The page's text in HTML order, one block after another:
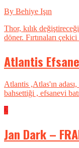
By Behiye Işın
Thor, kılık
döner. Fırtınaları
Atlantis
Atlantis ,Atlas'ın
bahsettiği , efsanevi
2
Jan Dark –